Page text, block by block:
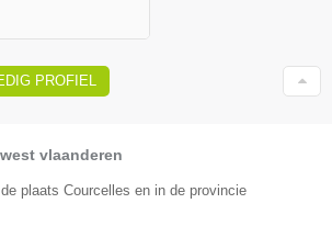
PROFIEL
vlaanderen
plaats Courcelles en in de provincie